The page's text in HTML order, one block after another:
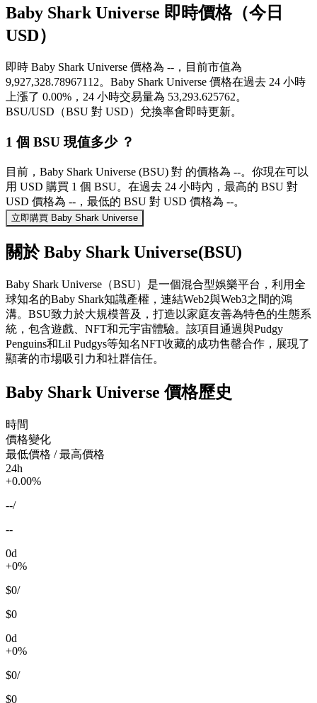
Baby Shark Universe 即時價格（今日
USD）
即時 Baby Shark Universe 價格為 --，目前市值為
9,927,328.78967112。Baby Shark Universe 價格在過去 24 小時
上漲了 0.00%，24 小時交易量為 53,293.625762。
BSU/USD（BSU 對 USD）兌換率會即時更新。
1 個 BSU 現值多少 ？
目前，Baby Shark Universe (BSU) 對 的價格為 --。你現在可以
用 USD 購買 1 個 BSU。在過去 24 小時內，最高的 BSU 對
USD 價格為 --，最低的 BSU 對 USD 價格為 --。
立即購買 Baby Shark Universe
關於 Baby Shark Universe(BSU)
Baby Shark Universe（BSU）是一個混合型娛樂平台，利用全
球知名的Baby Shark知識產權，連結Web2與Web3之間的鴻
溝。BSU致力於大規模普及，打造以家庭友善為特色的生態系
統，包含遊戲、NFT和元宇宙體驗。該項目通過與Pudgy
Penguins和Lil Pudgys等知名NFT收藏的成功售罄合作，展現了
顯著的市場吸引力和社群信任。
Baby Shark Universe 價格歷史
時間
價格變化
最低價格 / 最高價格
24h
+0.00%
--/
--
0d
+0%
$0/
$0
0d
+0%
$0/
$0